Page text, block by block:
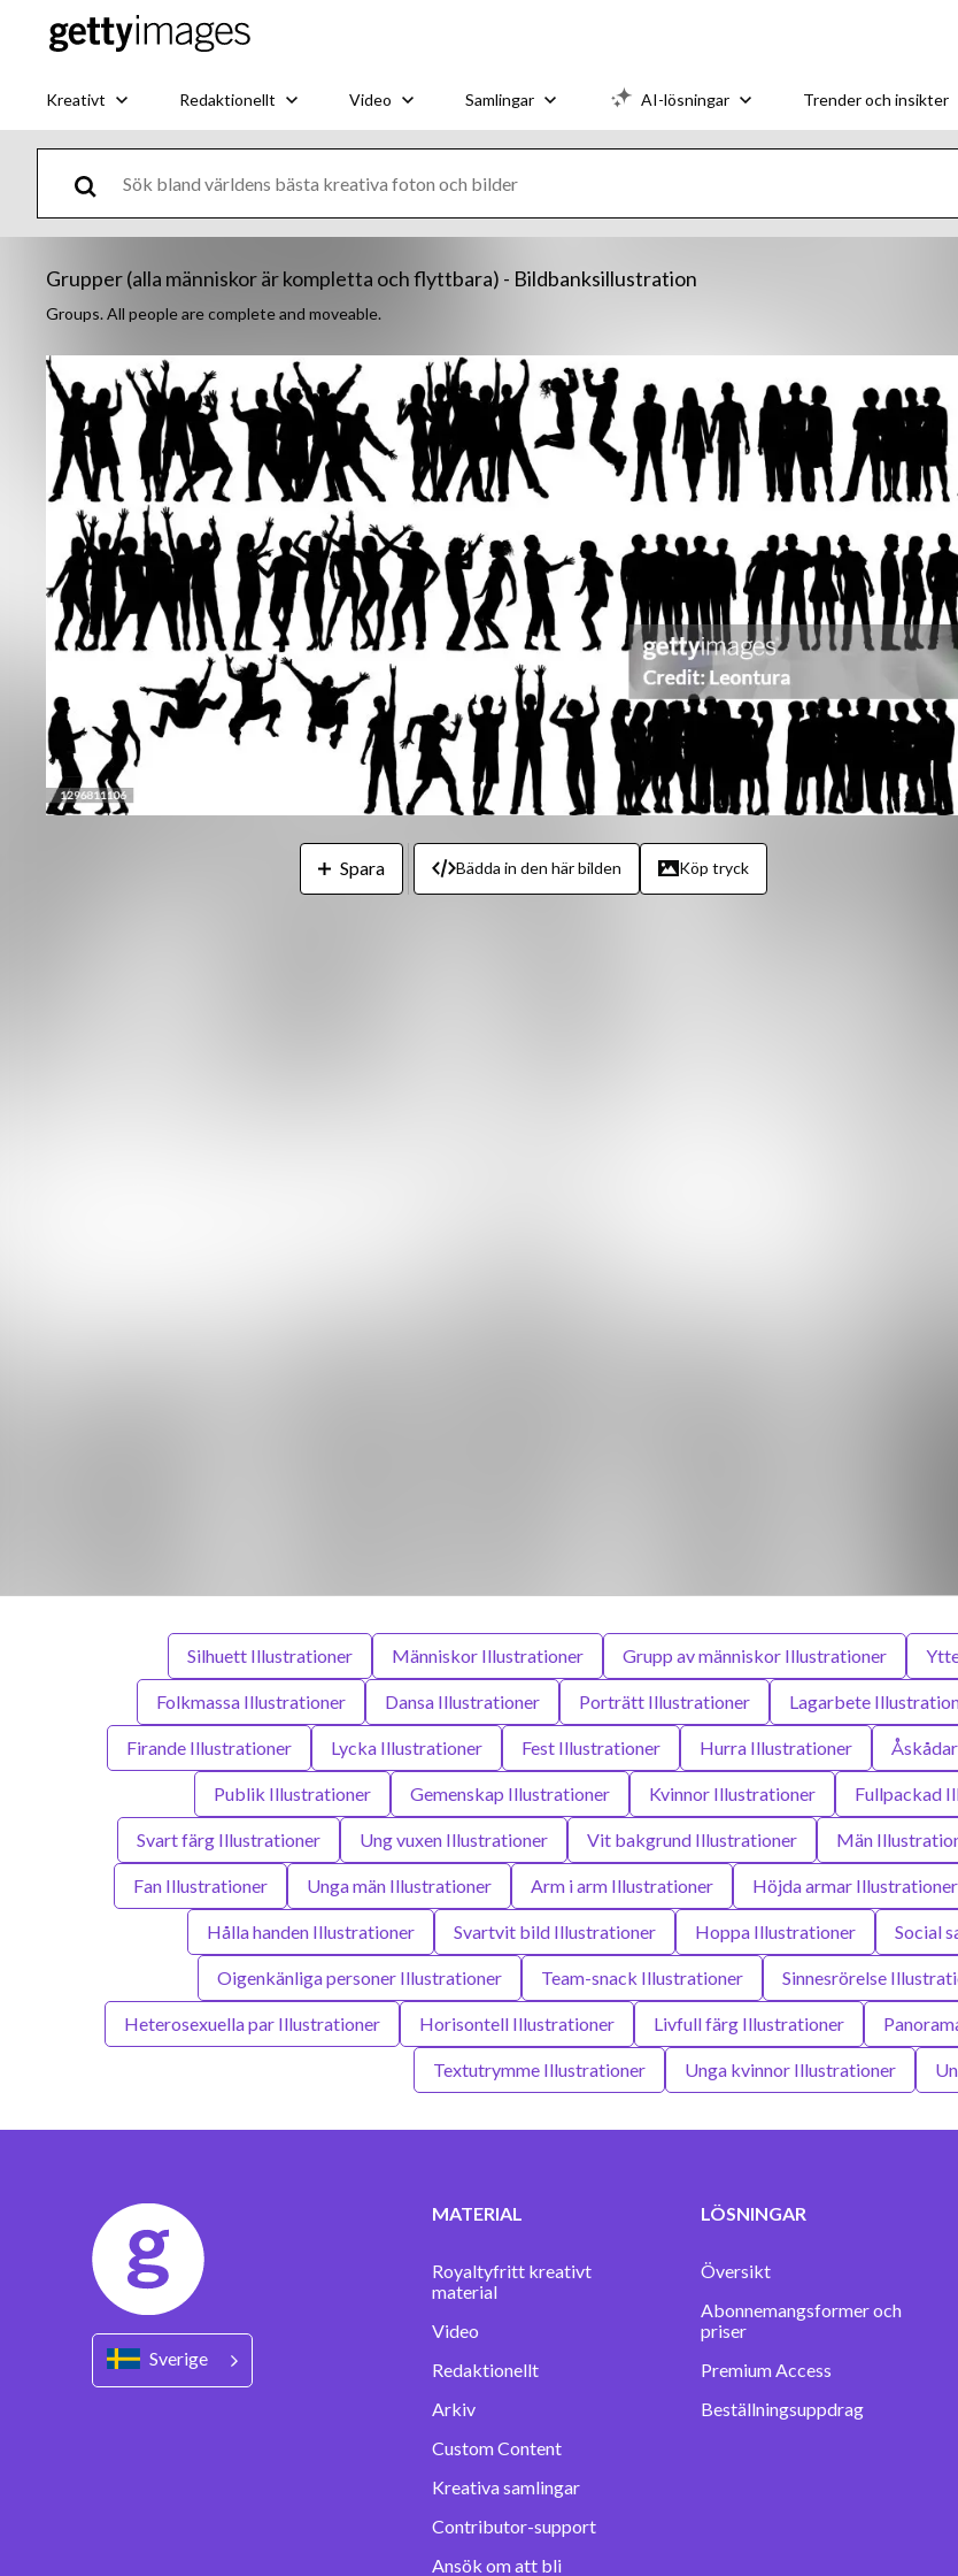
Kreativt Redaktionellt Video Samlingar AI-lösningar Trender och insikter
Grupper (alla människor är kompletta och flyttbara) - Bildbanksillustration
Groups. All people are complete and moveable.
Spara Bädda in den här bilden Köp tryck
Silhuett Illustrationer Människor Illustrationer Grupp av människor Illustrationer
Folkmassa Illustrationer Dansa Illustrationer Porträtt Illustrationer Lagarbete
Firande Illustrationer Lycka Illustrationer Fest Illustrationer Hurra Illustrationer
Publik Illustrationer Gemenskap Illustrationer Kvinnor Illustrationer Fullpackad
Svart färg Illustrationer Ung vuxen Illustrationer Vit bakgrund Illustrationer Män
Fan Illustrationer Unga män Illustrationer Arm i arm Illustrationer Höjda armar Illustrationer
Hålla handen Illustrationer Svartvit bild Illustrationer Hoppa Illustrationer Social
Oigenkänliga personer Illustrationer Team-snack Illustrationer Sinnesrörelse
Heterosexuella par Illustrationer Horisontell Illustrationer Livfull färg Illustrationer
Textutrymme Illustrationer Unga kvinnor Illustrationer
Sverige
MATERIAL
Royaltyfritt kreativt
material
Video
Redaktionellt
Arkiv
Custom Content
Kreativa samlingar
Contributor-support
Ansök om att bli
LÖSNINGAR
Översikt
Abonnemangsformer och
priser
Premium Access
Beställningsuppdrag